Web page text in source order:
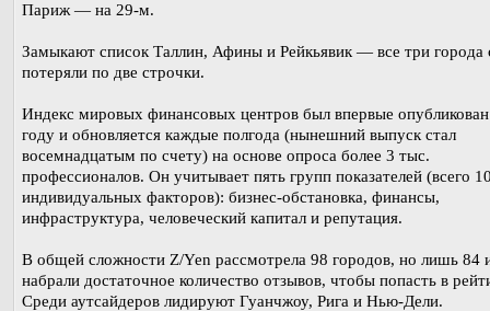
Париж — на 29-м.
Замыкают список Таллин, Афины и Рейкьявик — все три города
потеряли по две строчки.
Индекс мировых финансовых центров был впервые
году и обновляется каждые полгода (нынешний выпуск стал
восемнадцатым по счету) на основе опроса более 3 тыс.
профессионалов. Он учитывает пять групп показателей (всего
индивидуальных факторов): бизнес-обстановка, финансы,
инфраструктура, человеческий капитал и репутация.
В общей сложности Z/Yen рассмотрела 98 городов, но лишь 84
набрали достаточное количество отзывов, чтобы попасть в
Среди аутсайдеров лидируют Гуанчжоу, Рига и Нью-Дели.